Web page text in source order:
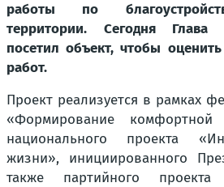
работы по
территории. Сегодня Глава
посетил объект, чтобы
работ.
Проект реализуется в рамках
«Формирование комфортной
национального проекта
жизни», инициированного
также партийного